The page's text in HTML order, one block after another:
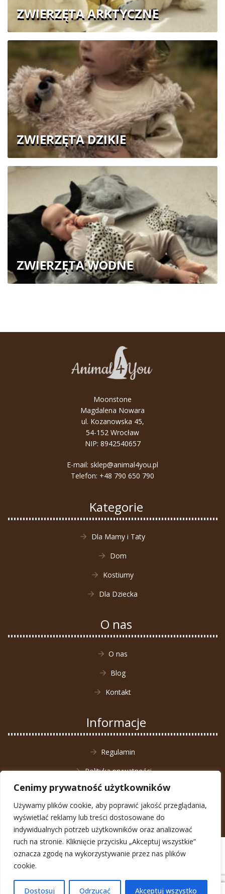
Cenimy prywatność użytkowników
Używamy plików cookie, aby poprawić jakość przeglądania,
wyświetlać reklamy lub treści dostosowane do
indywidualnych potrzeb użytkowników oraz analizować
ruch na stronie. Kliknięcie przycisku „Akceptuj wszystkie”
oznacza zgodę na wykorzystywanie przez nas plików
cookie.
Dostosuj Odrzucać Akceptuj wszystko
ZWIERZĘTA ARKTYCZNE
ZWIERZĘTA DZIKIE
ZWIERZĘTA WODNE
Moonstone
Magdalena Nowara
ul. Kozanowska 45,
54-152 Wrocław
NIP: 8942540657
E-mail: sklep@animal4you.pl
Telefon: +48 790 650 790
Kategorie
Dla Mamy i Taty
Dom
Kostiumy
Dla Dziecka
O nas
O nas
Blog
Kontakt
Informacje
Regulamin
Polityka prywatności
Zwrot towaru
© Animal4You 2026